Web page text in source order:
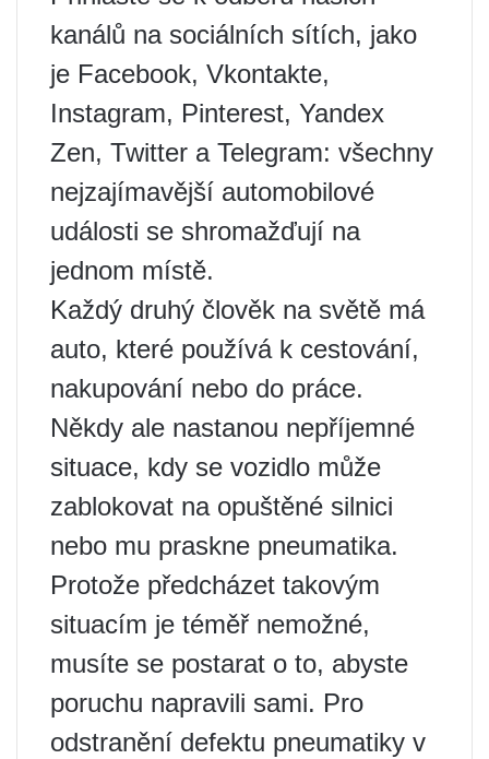
kanálů na sociálních sítích, jako
je Facebook, Vkontakte,
Instagram, Pinterest, Yandex
Zen, Twitter a Telegram: všechny
nejzajímavější automobilové
události se shromažďují na
jednom místě.
Každý druhý člověk na světě má
auto, které používá k cestování,
nakupování nebo do práce.
Někdy ale nastanou nepříjemné
situace, kdy se vozidlo může
zablokovat na opuštěné silnici
nebo mu praskne pneumatika.
Protože předcházet takovým
situacím je téměř nemožné,
musíte se postarat o to, abyste
poruchu napravili sami. Pro
odstranění defektu pneumatiky v